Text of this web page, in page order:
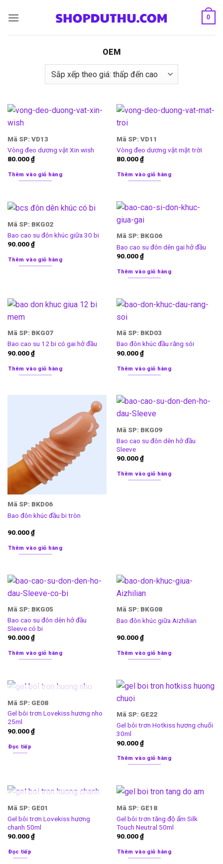
qua
0
OEM
Mã SP: VD13
Vòng đeo dương vật Xin wish
80.000₫
Thêm vào giỏ hàng
Mã SP: VD11
Vòng đeo dương vật mặt trời
80.000₫
Thêm vào giỏ hàng
Mã SP: BKG02
Bao cao su đôn khúc giữa 30 bi
90.000₫
Thêm vào giỏ hàng
Mã SP: BKG06
Bao cao su đôn dên gai hở đầu
90.000₫
Thêm vào giỏ hàng
Mã SP: BKG07
Bao cao su 12 bi có gai hở đầu
90.000₫
Thêm vào giỏ hàng
Mã SP: BKD03
Bao đôn khúc đầu răng sói
90.000₫
Thêm vào giỏ hàng
Mã SP: BKD06
Bao đôn khúc đầu bi tròn
90.000₫
Thêm vào giỏ hàng
Mã SP: BKG09
Bao cao su đôn dên hở đầu
Sleeve
90.000₫
Thêm vào giỏ hàng
Mã SP: BKG05
Bao cao su đôn dên hở đầu
Sleeve có bi
90.000₫
Thêm vào giỏ hàng
Mã SP: BKG08
Bao đôn khúc giữa Aizhilian
90.000₫
Thêm vào giỏ hàng
HẾT HÀNG
Mã SP: GE08
Gel bôi trơn Lovekiss hương nho
25ml
90.000₫
Đọc tiếp
Mã SP: GE22
Gel bôi trơn Hotkiss hương chuối
30ml
90.000₫
Thêm vào giỏ hàng
HẾT HÀNG
Mã SP: GE01
Gel bôi trơn Lovekiss hương
chanh 50ml
90.000₫
Đọc tiếp
Mã SP: GE18
Gel bôi trơn tăng độ ẩm Silk
Touch Neutral 50ml
90.000₫
Thêm vào giỏ hàng